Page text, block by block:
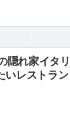
隠れ家イタ
いレストラ